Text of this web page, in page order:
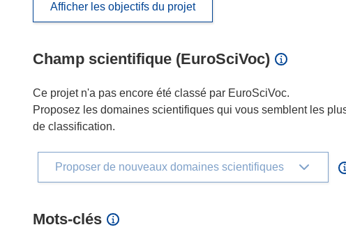
Afficher les objectifs du projet
Champ scientifique (EuroSciVoc)
Ce projet n'a pas encore été classé par EuroSciVoc.
Proposez les domaines scientifiques qui vous semblent les
de classification.
Proposer de nouveaux domaines scientifiques
Mots‑clés